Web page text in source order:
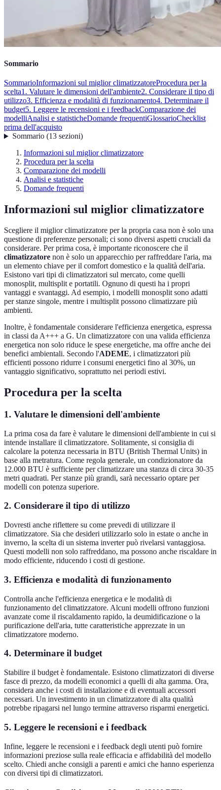
Sommario
SommarioInformazioni sul miglior climatizzatoreProcedura per la
scelta1. Valutare le dimensioni dell'ambiente2. Considerare il tipo di
utilizzo3. Efficienza e modalità di funzionamento4. Determinare il
budget5. Leggere le recensioni e i feedbackComparazione dei
modelliAnalisi e statisticheDomande frequentiGlossarioChecklist
prima dell'acquisto
Sommario(13 sezioni)
Informazioni sul miglior climatizzatore
Procedura per la scelta
Comparazione dei modelli
Analisi e statistiche
Domande frequenti
Informazioni sul miglior climatizzatore
Scegliere il miglior climatizzatore per la propria casa non è solo una
questione di preferenze personali; ci sono diversi aspetti cruciali da
considerare. Per prima cosa, è importante riconoscere che il
climatizzatore non è solo un apparecchio per raffreddare l'aria, ma
un elemento chiave per il comfort domestico e la qualità dell'aria.
Esistono vari tipi di climatizzatori sul mercato, come quelli
monosplit, multisplit e portatili. Ognuno di questi ha i propri
vantaggi e svantaggi. Ad esempio, i modelli monosplit sono adatti
per stanze singole, mentre i multisplit possono climatizzare più
ambienti.
Inoltre, è fondamentale considerare l'efficienza energetica, espressa
in classi da A+++ a G. Un climatizzatore con una valida efficienza
energetica non solo riduce le spese energetiche, ma offre anche dei
benefici ambientali. Secondo l'ADEME, i climatizzatori più
efficienti possono ridurre i consumi energetici fino al 30%, un
vantaggio significativo, soprattutto nei periodi estivi.
Procedura per la scelta
1. Valutare le dimensioni dell'ambiente
La prima cosa da fare è valutare le dimensioni dell'ambiente in cui si
intende installare il climatizzatore. Solitamente, si consiglia di
calcolare la potenza necessaria in BTU (British Thermal Units) in
base alla metratura. Come regola generale, un condizionatore da
12.000 BTU è sufficiente per climatizzare una stanza di circa 30-35
metri quadrati. Per stanze più grandi, sarà necessario optare per
modelli con potenza superiore.
2. Considerare il tipo di utilizzo
Dovresti anche riflettere su come prevedi di utilizzare il
climatizzatore. Sia che desideri utilizzarlo solo in estate o anche in
inverno, la scelta di un sistema inverter può rivelarsi vantaggiosa.
Questi modelli non solo raffreddano, ma possono anche riscaldare in
modo efficiente, riducendo i costi di gestione.
3. Efficienza e modalità di funzionamento
Controlla anche l'efficienza energetica e le modalità di
funzionamento del climatizzatore. Alcuni modelli offrono funzioni
avanzate come il riscaldamento rapido, la deumidificazione o la
purificazione dell'aria, tutte caratteristiche apprezzate in un
climatizzatore moderno.
4. Determinare il budget
Stabilire il budget è fondamentale. Esistono climatizzatori di diverse
fasce di prezzo, da modelli economici a quelli di alta gamma. Ora,
considera anche i costi di installazione e di eventuali accessori
necessari. Un investimento in un climatizzatore di alta qualità
potrebbe ripagarsi nel lungo termine attraverso risparmi energetici.
5. Leggere le recensioni e i feedback
Infine, leggere le recensioni e i feedback degli utenti può fornire
informazioni preziose sulla reale efficacia e affidabilità del modello
scelto. Chiedi anche consigli a parenti e amici che hanno esperienza
con diversi tipi di climatizzatori.